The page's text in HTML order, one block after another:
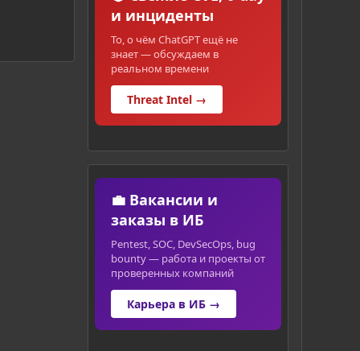
и инциденты
То, о чём ChatGPT ещё не
знает — обсуждаем в
реальном времени
Threat Intel →
💼 Вакансии и
заказы в ИБ
Pentest, SOC, DevSecOps, bug
bounty — работа и проекты от
проверенных компаний
Карьера в ИБ →